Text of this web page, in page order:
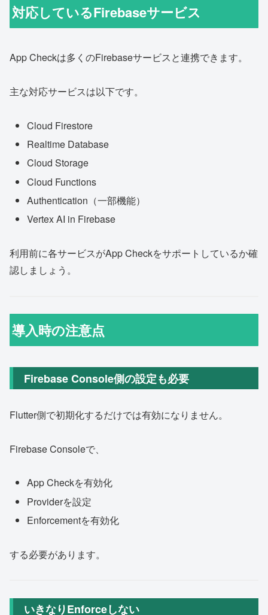
対応しているFirebaseサービス
App Checkは多くのFirebaseサービスと連携できます。
主な対応サービスは以下です。
Cloud Firestore
Realtime Database
Cloud Storage
Cloud Functions
Authentication（一部機能）
Vertex AI in Firebase
利用前に各サービスがApp Checkをサポートしているか確
認しましょう。
導入時の注意点
Firebase Console側の設定も必要
Flutter側で初期化するだけでは有効になりません。
Firebase Consoleで、
App Checkを有効化
Providerを設定
Enforcementを有効化
する必要があります。
いきなりEnforceしない